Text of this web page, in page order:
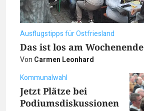
Ausflugstipps für Ostfriesland
Das ist los am Wochenende
Von Carmen Leonhard
Kommunalwahl
Jetzt Plätze bei
Podiumsdiskussionen